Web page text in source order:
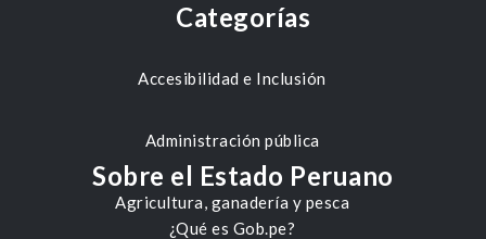
Categorías
Accesibilidad e Inclusión
Administración pública
Agricultura, ganadería y pesca
Sobre el Estado Peruano
¿Qué es Gob.pe?